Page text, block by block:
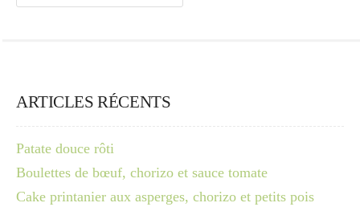
ARTICLES RÉCENTS
Patate douce rôti
Boulettes de bœuf, chorizo et sauce tomate
Cake printanier aux asperges, chorizo et petits pois